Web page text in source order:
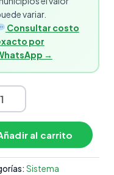
variar.
Consultar costo
por
→
al carrito
Sistema